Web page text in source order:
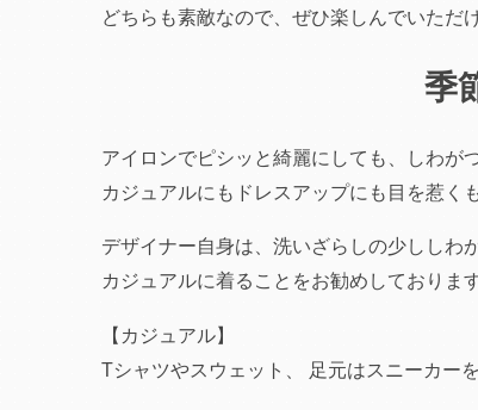
どちらも素敵なので、ぜひ楽しんでいただ
季
アイロンでピシッと綺麗にしても、しわが
カジュアルにもドレスアップにも目を惹く
デザイナー自身は、洗いざらしの少ししわ
カジュアルに着ることをお勧めしております
【カジュアル】
Tシャツやスウェット、
足元はスニーカー